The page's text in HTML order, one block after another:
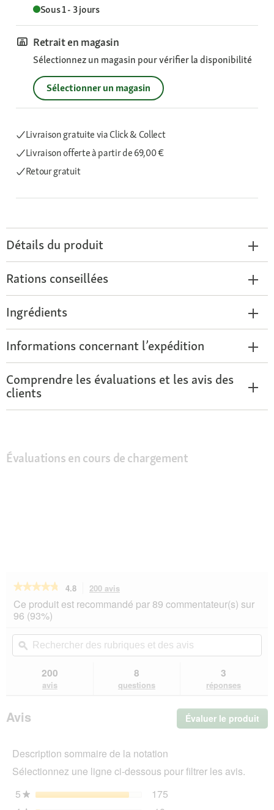
Sous 1 - 3 jours
Retrait en magasin
Sélectionnez un magasin pour vérifier la disponibilité
Sélectionner un magasin
Livraison gratuite via Click & Collect
Livraison offerteà partir de 69,00 €
Retour gratuit
Détails du produit
Rations conseillées
Ingrédients
Informations concernant l’expédition
Comprendre les évaluations et les avis des
clients
Évaluations en cours de chargement
★★★★★
★★★★★
sur
5
les
avis
REAL
NATURE
à
Patate
4.8 200 avis
action
vous
vers
les
avis.
Ce produit est recommandé par 89 commentateur(s) sur
96 (93%)
Rechercher
des
rubriques
ϙ
200
avis
8
questions
3
réponses
Avis Évaluer le produit
Description sommaire de la notation
Sélectionnez une ligne ci-dessous pour filtrer les avis.
5★ étoiles 175